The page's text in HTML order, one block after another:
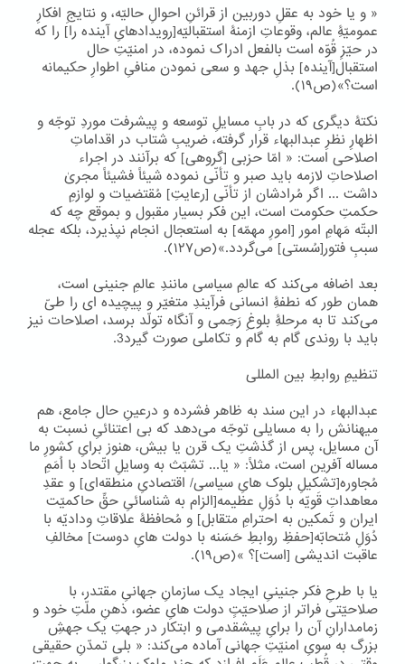
« و یا خود به عقلِ دوربین از قرائنِ احوالِ حالیّه، و نتایجِ افکارِ
عمومیّۀِ عالم، وقوعاتِ ازمنۀ استقبالیّه[رویدادهایِ آینده را] را که
در حیّزِ قُوّه است بالفعل ادراک نموده، در امنیّتِ حال
استقبال[آینده] بذلِ جهد و سعی نمودن منافیِ اطوارِ حکیمانه
است؟»(ص۱۹).
نکتۀ دیگری که در بابِ مسایلِ توسعه و پیشرفت موردِ توجّه و
اظهارِ نظرِ عبدالبهاء قرار گرفته، ضریبِ شتاب در اقداماتِ
اصلاحی است: « امّا حزبی [گروهی] که برآنند در اجراء
اصلاحاتِ لازمه باید صبر و تأنّی نموده شیئاً فشیئاً مجریٰ
داشت ... اگر مُرادشان از تأنّی [رعایتِ] مُقتضیات و لوازمِ
حکمتِ حکومت است، این فکر بسیار مقبول و بموقع چه که
البتّه مَهامِ امور [امورِ مهمّه] به استعجال انجام نپذیرد، بلکه عجله
سببِ فتور[سُستی] می‌گردد.»(ص۱۲۷).
بعد اضافه می‌کند که عالمِ سیاسی مانندِ عالمِ جنینی است،
همان طور که نطفۀِ انسانی فرآیندِ متغیّر و پیچیده ای را طیّ
می‌کند تا به مرحلۀِ بلوغِ رَحِمی و آنگاه تولّد برسد، اصلاحات نیز
باید با روندی گام به گام و تکاملی صورت گیرد3.
تنظیمِ روابطِ بین المللی
عبدالبهاء در این سند به ظاهر فشرده و درعینِ حال جامع، هم
میهنانش را به مسایلی توجّه می‌دهد که بی اعتنائیِ نسبت به
آن مسایل، پس از گذشتِ یک قرن یا بیش، هنوز برایِ کشورِ ما
مساله آفرین است، مثلاً: « یا... تشبّث به وسایلِ اتّحاد با اُمَمِ
مُجاوره[تشکیلِ بلوک هایِ سیاسی/ اقتصادیِ منطقه‌ای] و عقدِ
معاهداتِ قَویّه با دُوَلِ عظیمه[الزام به شناسائیِ حقِّ حاکمیّت
ایران و تَمکین به احترامِ متقابل] و مُحافظۀ علاقاتِ ودادیّه با
دُوَلِ مُتحابّه[حفظِ روابطِ حَسَنه با دولت هایِ دوست] مخالفِ
عاقبت اندیشی [است]؟ »(ص۱۹).
یا با طرحِ فکر جنینیِ ایجاد یک سازمانِ جهانیِ مقتدر، با
صلاحیّتی فراتر از صلاحیّتِِ دولت هایِ عضو، ذهنِ ملّتِ خود و
زمامدارانِ آن را برایِ پیشقدمی و ابتکار در جهتِ یک جهشِ
بزرگ به سویِ امنیّتِ جهانی آماده می‌کند: « بلی تمدّنِ حقیقی